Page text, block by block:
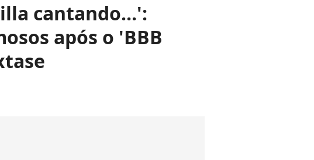
cantando...':
após o 'BBB